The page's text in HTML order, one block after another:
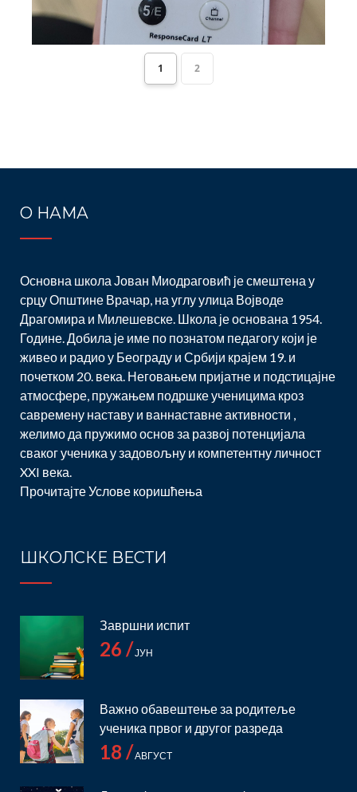
1 2
О НАМА
Основна школа Јован Миодраговић је смештена у
срцу Општине Врачар, на углу улица Војводе
Драгомира и Милешевске. Школа је основана 1954.
Године. Добила је име по познатом педагогу који је
живео и радио у Београду и Србији крајем 19. и
почетком 20. века. Неговањем пријатне и подстицајне
атмосфере, пружањем подршке ученицима кроз
савремену наставу и ваннаставне активности ,
желимо да пружимо основ за развој потенцијала
сваког ученика у задовољну и компетентну личност
XXI века.
ПрочитајтеУслове коришћења
ШКОЛСКЕ ВЕСТИ
Завршни испит
26 /ЈУН
Важно обавештење за родитеље
ученика првог и другог разреда
18 /АВГУСТ